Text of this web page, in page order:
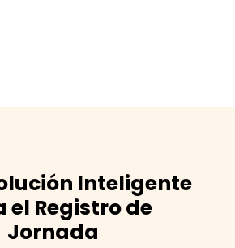
Inteligente
el Registro de
Jornada